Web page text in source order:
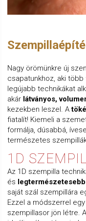
Nagy örömünkre új
csapatunkhoz, aki
legújabb technikákat
akár látványos,
kezekben leszel. A
fiatalít! Kiemeli a
formálja, dúsabbá,
természetes
1D
Az 1D szempilla
és legtermészetesebb
saját szál szempillára
Ezzel a módszerrel
szempillasor jön létre.